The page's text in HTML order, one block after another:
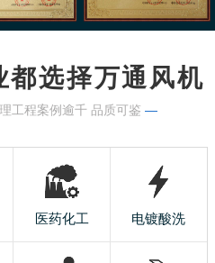
选择万通风机
工程案例逾千 品质可鉴 —
医药化工 电镀酸洗